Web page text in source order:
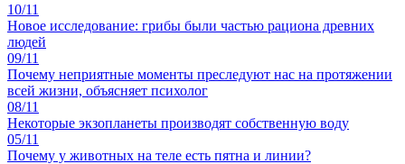
10/11
Новое исследование: грибы были частью рациона древних
людей
09/11
Почему неприятные моменты преследуют нас на протяжении
всей жизни, объясняет психолог
08/11
Некоторые экзопланеты производят собственную воду
05/11
Почему у животных на теле есть пятна и линии?